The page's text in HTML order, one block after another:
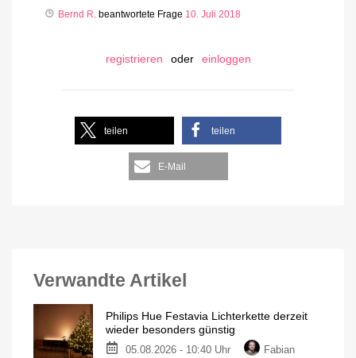
Bernd R. beantwortete Frage 10. Juli 2018
registrieren oder einloggen
teilen teilen
E-Mail
Verwandte Artikel
Philips Hue Festavia Lichterkette derzeit
wieder besonders günstig
05.08.2026 - 10:40 Uhr
Fabian